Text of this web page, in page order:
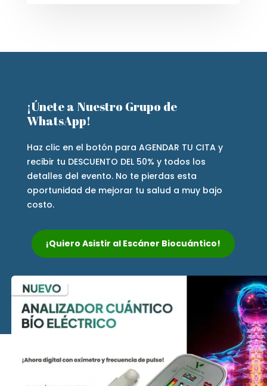
¡Únete a Nuestro Grupo de
WhatsApp!
Haz clic en el botón para AGENDAR TU CITA y
recibir tu DESCUENTO DEL 50% y todos los
detalles del evento. No te pierdas esta
oportunidad de mejorar tu salud a muy bajo
costo.
¡Quiero Asistir al Escáner Biocuántico!